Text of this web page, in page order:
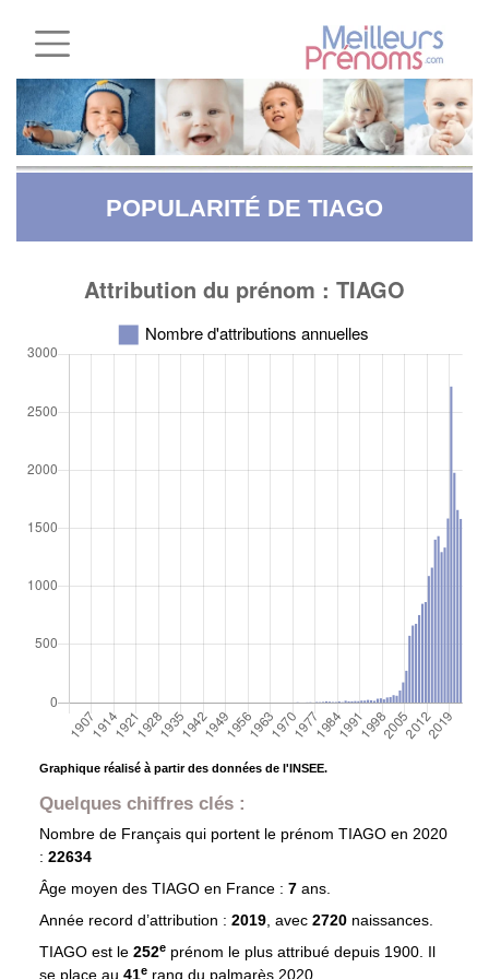
POPULARITÉ DE TIAGO
Graphique réalisé à partir des données de l'INSEE.
Quelques chiffres clés :
Nombre de Français qui portent le prénom TIAGO en 2020
: 22634
Âge moyen des TIAGOen France : 7 ans.
Année record d’attribution : 2019, avec 2720 naissances.
TIAGO est le 252eprénom le plus attribué depuis 1900. Il
se place au 41e rang du palmarès 2020.